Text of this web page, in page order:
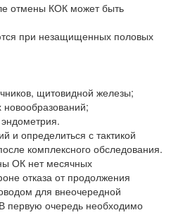
отмены КОК может быть
при незащищенных половых
щитовидной железы;
и определиться с тактикой
комплексного обследования.
ОК нет месячных
отказа от продолжения
для внеочередной
первую очередь необходимо